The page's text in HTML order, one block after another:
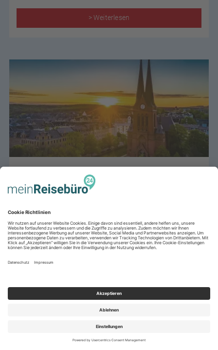
zu den schroffen Felsen der Sächsischen Schweiz
– Deutschland ist voll von atemberaubenden
Naturwundern, die nur darauf warten, von Ihnen
> Weiterlesen
Chemnitz – Europäische
Kulturhauptstadt 2025
Erleben Sie eine Stadt, die Geschichte, Moderne
und Kreativität vereint – Chemnitz lädt 2025 dazu
ein, Kultur neu zu entdecken.
3